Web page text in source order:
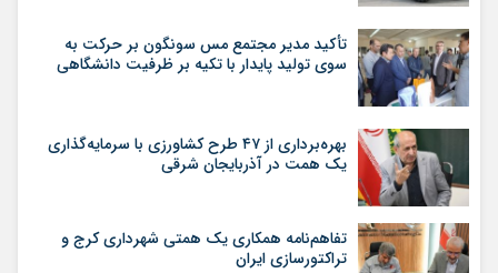
تأکید مدیر مجتمع مس سونگون بر حرکت به
سوی تولید پایدار با تکیه بر ظرفیت دانشگاهی
بهره‌برداری از ۴۷ طرح کشاورزی با سرمایه‌گذاری
یک همت در آذربایجان شرقی
تفاهم‌نامه همکاری یک همتی شهرداری کرج و
تراکتورسازی ایران